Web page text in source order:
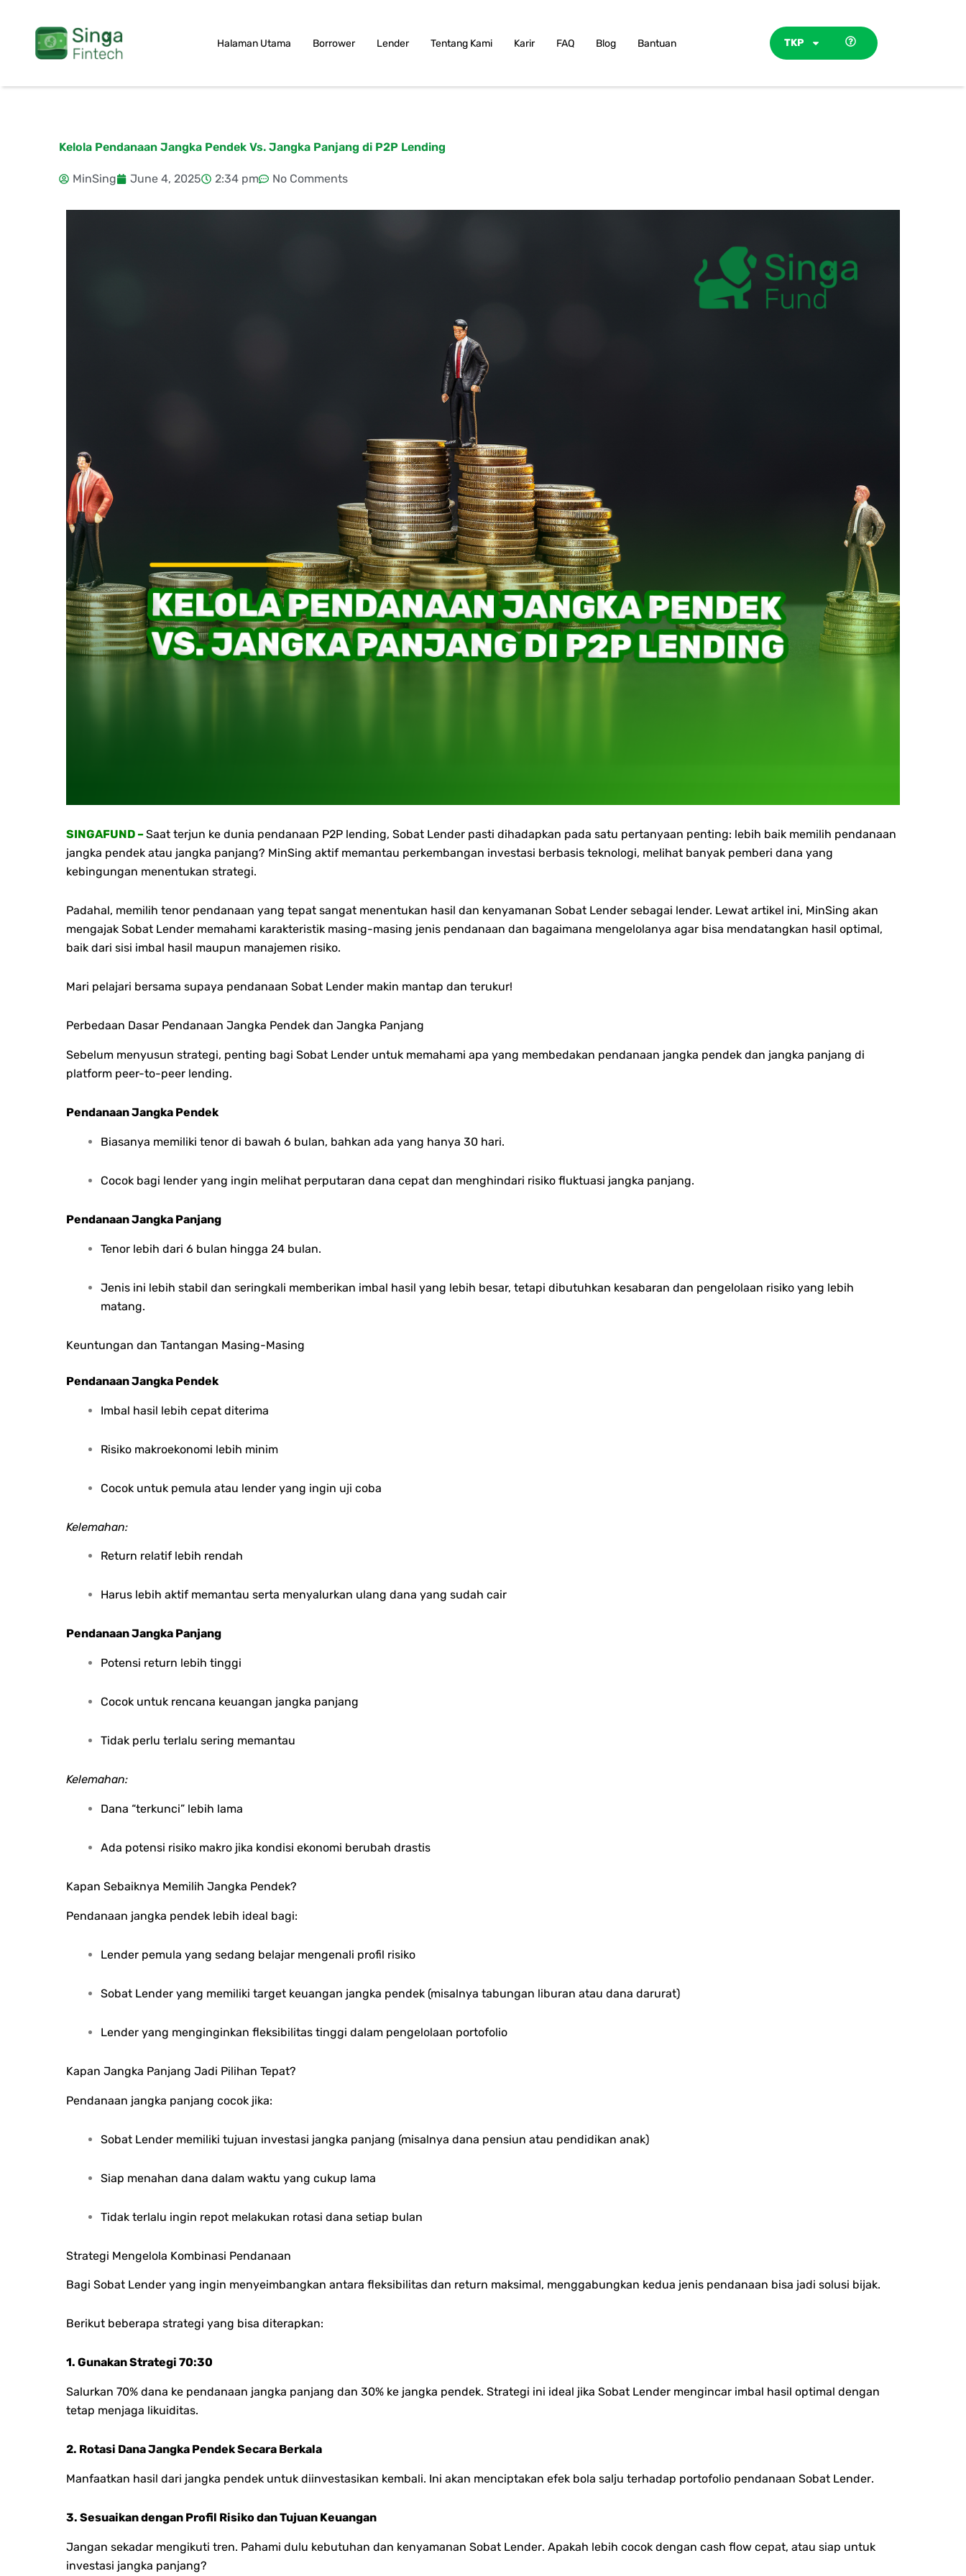
content
Halaman Utama Borrower Lender Tentang Kami Karir FAQ Blog Bantuan TKP
Kelola Pendanaan Jangka Pendek Vs. Jangka Panjang di P2P Lending
MinSing June 4, 2025 2:34 pm No Comments
SINGAFUND –Saat terjun ke dunia pendanaan P2P lending, Sobat Lender pasti dihadapkan pada satu pertanyaan penting: lebih baik memilih pendanaan
jangka pendek atau jangka panjang? MinSing aktif memantau perkembangan investasi berbasis teknologi, melihat banyak pemberi dana yang
kebingungan menentukan strategi.
Padahal, memilih tenor pendanaan yang tepat sangat menentukan hasil dan kenyamanan Sobat Lender sebagai lender. Lewat artikel ini, MinSing akan
mengajak Sobat Lender memahami karakteristik masing-masing jenis pendanaan dan bagaimana mengelolanya agar bisa mendatangkan hasil optimal,
baik dari sisi imbal hasil maupun manajemen risiko.
Mari pelajari bersama supaya pendanaan Sobat Lender makin mantap dan terukur!
Perbedaan Dasar Pendanaan Jangka Pendek dan Jangka Panjang
Sebelum menyusun strategi, penting bagi Sobat Lender untuk memahami apa yang membedakan pendanaan jangka pendek dan jangka panjang di
platform peer-to-peer lending.
Pendanaan Jangka Pendek
Biasanya memiliki tenor di bawah 6 bulan, bahkan ada yang hanya 30 hari.
Cocok bagi lender yang ingin melihat perputaran dana cepat dan menghindari risiko fluktuasi jangka panjang.
Pendanaan Jangka Panjang
Tenor lebih dari 6 bulan hingga 24 bulan.
Jenis ini lebih stabil dan seringkali memberikan imbal hasil yang lebih besar, tetapi dibutuhkan kesabaran dan pengelolaan risiko yang lebih
matang.
Keuntungan dan Tantangan Masing-Masing
Pendanaan Jangka Pendek
Imbal hasil lebih cepat diterima
Risiko makroekonomi lebih minim
Cocok untuk pemula atau lender yang ingin uji coba
Kelemahan:
Return relatif lebih rendah
Harus lebih aktif memantau serta menyalurkan ulang dana yang sudah cair
Pendanaan Jangka Panjang
Potensi return lebih tinggi
Cocok untuk rencana keuangan jangka panjang
Tidak perlu terlalu sering memantau
Kelemahan:
Dana “terkunci” lebih lama
Ada potensi risiko makro jika kondisi ekonomi berubah drastis
Kapan Sebaiknya Memilih Jangka Pendek?
Pendanaan jangka pendek lebih ideal bagi:
Lender pemula yang sedang belajar mengenali profil risiko
Sobat Lender yang memiliki target keuangan jangka pendek (misalnya tabungan liburan atau dana darurat)
Lender yang menginginkan fleksibilitas tinggi dalam pengelolaan portofolio
Kapan Jangka Panjang Jadi Pilihan Tepat?
Pendanaan jangka panjang cocok jika:
Sobat Lender memiliki tujuan investasi jangka panjang (misalnya dana pensiun atau pendidikan anak)
Siap menahan dana dalam waktu yang cukup lama
Tidak terlalu ingin repot melakukan rotasi dana setiap bulan
Strategi Mengelola Kombinasi Pendanaan
Bagi Sobat Lender yang ingin menyeimbangkan antara fleksibilitas dan return maksimal, menggabungkan kedua jenis pendanaan bisa jadi solusi bijak.
Berikut beberapa strategi yang bisa diterapkan:
1. Gunakan Strategi 70:30
Salurkan 70% dana ke pendanaan jangka panjang dan 30% ke jangka pendek. Strategi ini ideal jika Sobat Lender mengincar imbal hasil optimal dengan
tetap menjaga likuiditas.
2. Rotasi Dana Jangka Pendek Secara Berkala
Manfaatkan hasil dari jangka pendek untuk diinvestasikan kembali. Ini akan menciptakan efek bola salju terhadap portofolio pendanaan Sobat Lender.
3. Sesuaikan dengan Profil Risiko dan Tujuan Keuangan
Jangan sekadar mengikuti tren. Pahami dulu kebutuhan dan kenyamanan Sobat Lender. Apakah lebih cocok dengan cash flow cepat, atau siap untuk
investasi jangka panjang?